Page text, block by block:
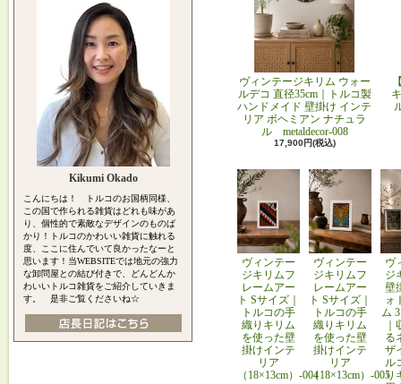
Kikumi Okado
こんにちは！ トルコのお国柄同様、
この国で作られる雑貨はどれも味があ
り、個性的で素敵なデザインのものば
かり！トルコのかわいい雑貨に触れる
度、ここに住んでいて良かったなーと
思います！当WEBSITEでは地元の強力
な卸問屋との結び付きで、どんどんか
わいいトルコ雑貨をご紹介していきま
す。 是非ご覧くださいね☆
ヴィンテージキリム ウォー
ルデコ 直径35cm｜トルコ製
ハンドメイド 壁掛け インテ
リア ボヘミアン ナチュラ
ル metaldecor-008
17,900円(税込)
ヴィンテー
ジキリムフ
レームアー
ト Sサイズ｜
トルコの手
織りキリム
を使った壁
掛けインテ
リア
（18×13cm）-004
ヴィンテー
ジキリムフ
レームアー
ト Sサイズ｜
トルコの手
織りキリム
を使った壁
掛けインテ
リア
（18×13cm）-005
ヴ
ジ
壁
ォ
ム
る
ザ
ル
り